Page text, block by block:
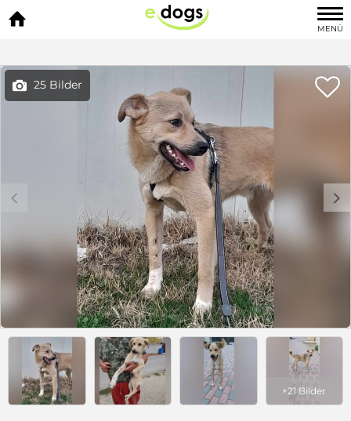

MENÜ
 25 Bilder 
c d
+21 Bilder